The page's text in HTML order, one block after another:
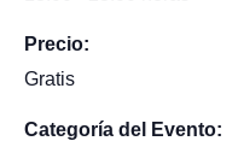
Precio:
Gratis
Categoría del Evento: